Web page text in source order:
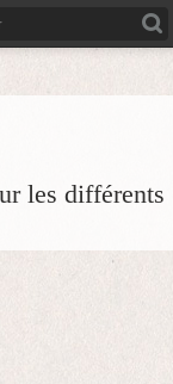
les différents